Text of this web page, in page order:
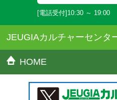
[電話受付]10:30 ～ 19:00
JEUGIAカルチャーセンタ
HOME